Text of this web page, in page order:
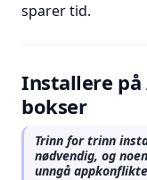
sparer tid.
Installere på
bokser
Trinn for trinn
nødvendig, og
unngå